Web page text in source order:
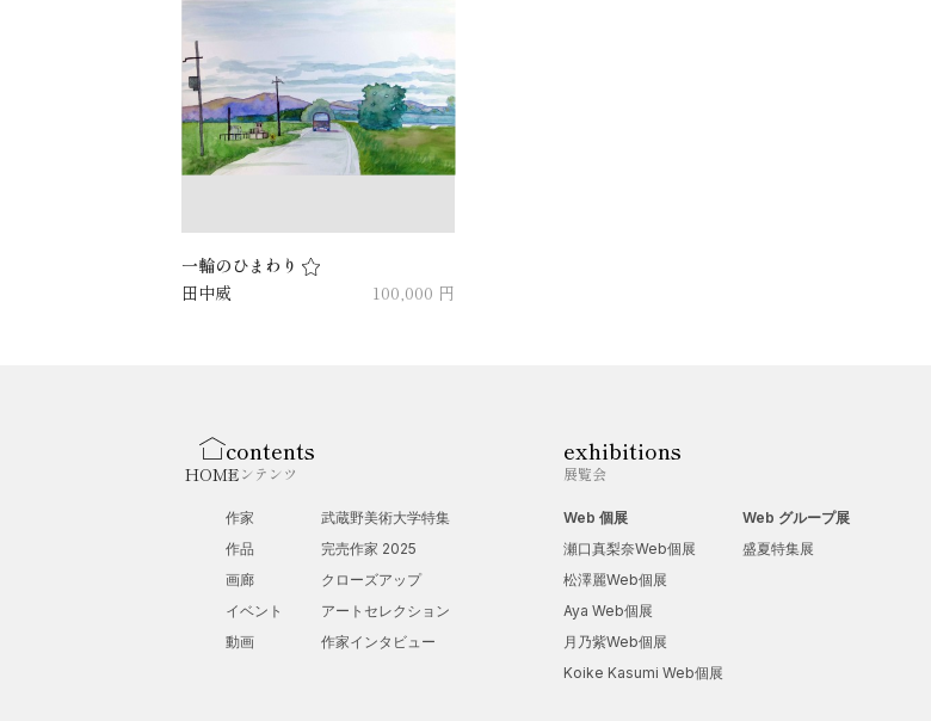
一輪のひまわり
田中威
100,000 円
HOME
contents
コンテンツ
作家
作品
画廊
イベント
動画
武蔵野美術大学特集
完売作家 2025
クローズアップ
アートセレクション
作家インタビュー
exhibitions
展覧会
Web 個展
瀬口真梨奈Web個展
松澤麗Web個展
Aya Web個展
月乃紫Web個展
Koike Kasumi Web個展
Web グループ展
盛夏特集展